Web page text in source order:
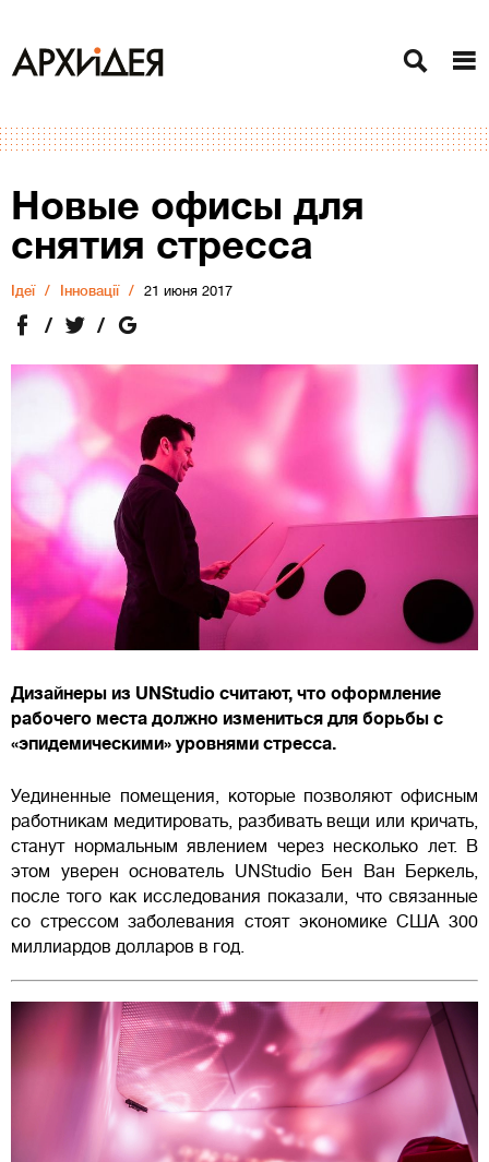
Новые офисы для
снятия стресса
Ідеї Інновації 21 июня 2017
Дизайнеры из UNStudio считают, что оформление
рабочего места должно измениться для борьбы с
«эпидемическими» уровнями стресса.
Уединенные помещения, которые позволяют офисным
работникам медитировать, разбивать вещи или кричать,
станут нормальным явлением через несколько лет. В
этом уверен основатель UNStudio Бен Ван Беркель,
после того как исследования показали, что связанные
со стрессом заболевания стоят экономике США 300
миллиардов долларов в год.